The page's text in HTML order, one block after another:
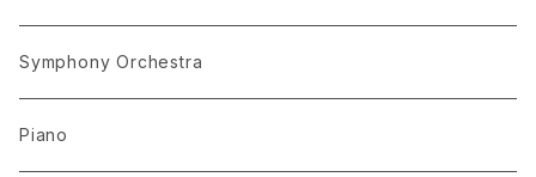
“The Lark in the Clear Air”
Mandolin Solo
KARAOKE
Symphony Orchestra
Piano